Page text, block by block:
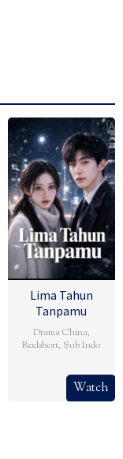
Lima Tahun
Tanpamu
Drama China,
Reelshort, Sub Indo
Watch